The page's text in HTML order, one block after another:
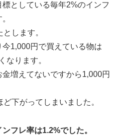
としている毎年2%のインフ
します。
1,000円で買えている物は
なります。
増えてないですから1,000円
下がってしまいました。
フレ率は1.2%でした。